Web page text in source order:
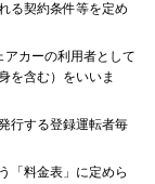
る契約条件等を定め
アカーの利用者として
を含む）をいいま
行する登録運転者毎
「料金表」に定めら